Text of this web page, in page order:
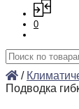
0
Искать:
/
Подводка